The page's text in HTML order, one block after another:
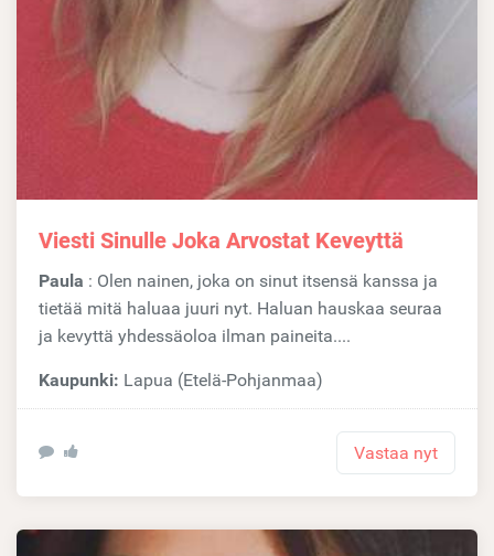
Viesti Sinulle Joka Arvostat Keveyttä
Paula : Olen nainen, joka on sinut itsensä kanssa ja
tietää mitä haluaa juuri nyt. Haluan hauskaa seuraa
ja kevyttä yhdessäoloa ilman paineita....
Kaupunki: Lapua (Etelä-Pohjanmaa)
Vastaa nyt